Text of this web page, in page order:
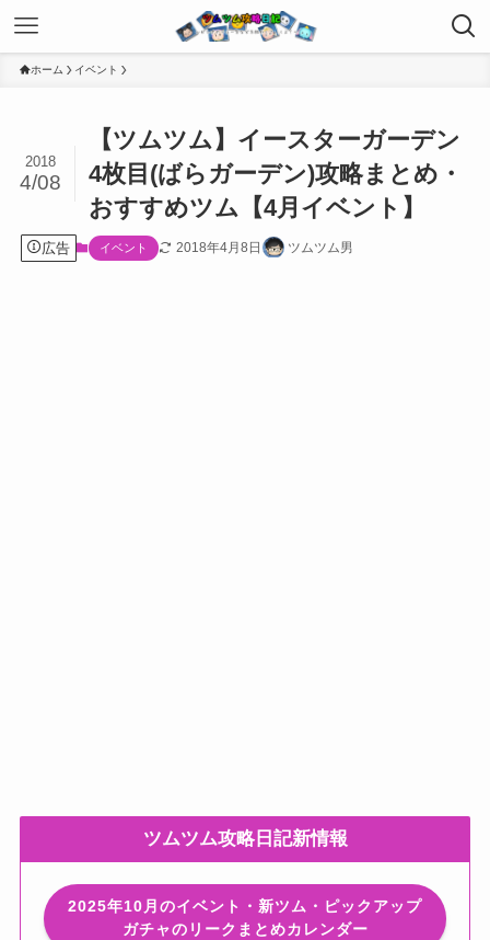
ホーム イベント
【ツムツム】イースターガーデン
4枚目(ばらガーデン)攻略まとめ・
おすすめツム【4月イベント】
2018
4/08
広告 イベント 2018年4月8日 ツムツム男
ツムツム攻略日記新情報
2025年10月のイベント・新ツム・ピックアップ
ガチャのリークまとめカレンダー